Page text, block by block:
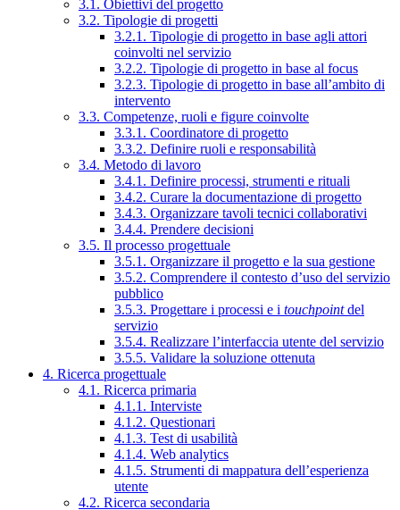
3.1. Obiettivi del progetto
3.2. Tipologie di progetti
3.2.1. Tipologie di progetto in base agli attori
coinvolti nel servizio
3.2.2. Tipologie di progetto in base al focus
3.2.3. Tipologie di progetto in base all’ambito di
intervento
3.3. Competenze, ruoli e figure coinvolte
3.3.1. Coordinatore di progetto
3.3.2. Definire ruoli e responsabilità
3.4. Metodo di lavoro
3.4.1. Definire processi, strumenti e rituali
3.4.2. Curare la documentazione di progetto
3.4.3. Organizzare tavoli tecnici collaborativi
3.4.4. Prendere decisioni
3.5. Il processo progettuale
3.5.1. Organizzare il progetto e la sua gestione
3.5.2. Comprendere il contesto d’uso del servizio
pubblico
3.5.3. Progettare i processi e i touchpointdel
servizio
3.5.4. Realizzare l’interfaccia utente del servizio
3.5.5. Validare la soluzione ottenuta
4. Ricerca progettuale
4.1. Ricerca primaria
4.1.1. Interviste
4.1.2. Questionari
4.1.3. Test di usabilità
4.1.4. Web analytics
4.1.5. Strumenti di mappatura dell’esperienza
utente
4.2. Ricerca secondaria